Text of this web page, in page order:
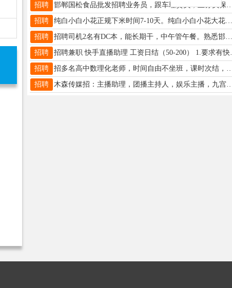
招聘
招聘 纯白小白小花正规下米时间7-10天。纯白小白小花大花欠一屁眼窟窿的急需用米的办这个下米多想办的加V。qwas58896967
招聘 招聘司机2名有DC本，能长期干，中午管午餐。熟悉邯郸道路17331077511
招聘 招聘兼职 快手直播助理 工资日结（50-200
招聘
招聘 木森传媒招：主播助理，团播主持人，娱乐主播，九宫格嘉宾，商业操盘手，游戏直播推广 工作时间：早九点～晚五 工作地址:邯郸市邯山区 薪